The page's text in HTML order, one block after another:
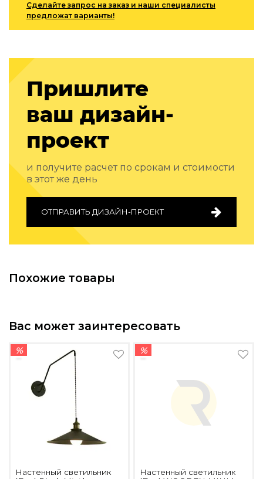
Реализованные проекты
Сделайте запрос на заказ и наши специалисты
предложат варианты!
Пришлите
ваш дизайн-
проект
и получите расчет по срокам и стоимости
в этот же день
ОТПРАВИТЬ ДИЗАЙН-ПРОЕКТ
Похожие товары
Вас может заинтересовать
%
Настенный светильник
%
Настенный светильник